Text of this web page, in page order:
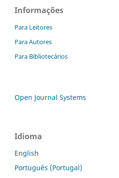
Informações
Para Leitores
Para Autores
Para Bibliotecários
Open Journal Systems
Idioma
English
Português (Portugal)